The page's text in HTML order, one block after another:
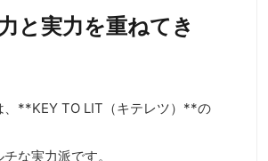
と実力を重ねてき
、**KEY TO LIT（キテレツ）**の
な実力派です。